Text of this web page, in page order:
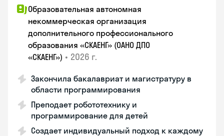
Образовательная автономная
некоммерческая организация
дополнительного профессионального
образования «СКАЕНГ» (ОАНО ДПО
«СКАЕНГ») • 2026 г.
Закончила бакалавриат и магистратуру в
области программирования
Преподает робототехнику и
программирование для детей
Создает индивидуальный подход к каждому